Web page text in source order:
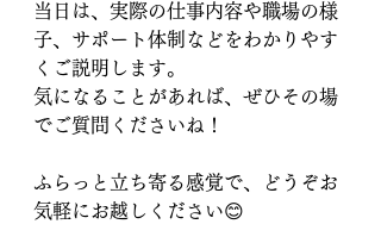
当日は、実際の仕事内容や職場の様
子、サポート体制などをわかりやす
くご説明します。
気になることがあれば、ぜひその場
でご質問くださいね！
ふらっと立ち寄る感覚で、どうぞお
気軽にお越しください😊